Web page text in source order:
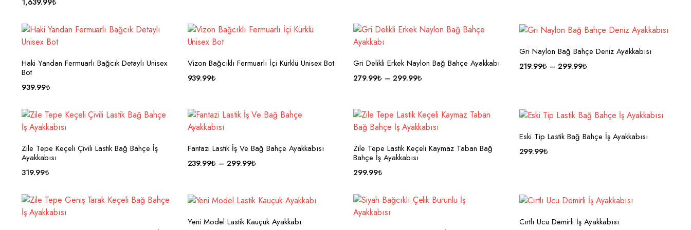
Haki Yandan Fermuarlı Bağcık Detaylı Unisex
Bot
939.99₺
Vizon Bağcıklı Fermuarlı İçi Kürklü Unisex Bot
939.99₺
Gri Delikli Erkek Naylon Bağ Bahçe Ayakkabı
279.99₺ – 299.99₺
Gri Naylon Bağ Bahçe Deniz Ayakkabısı
219.99₺ –299.99₺
Zile Tepe Keçeli Çivili Lastik Bağ Bahçe İş
Ayakkabısı
319.99₺
Fantazi Lastik İş Ve Bağ Bahçe Ayakkabısı
239.99₺ –299.99₺
Zile Tepe Lastik Keçeli Kaymaz Taban Bağ
Bahçe İş Ayakkabısı
299.99₺
Eski Tip Lastik Bağ Bahçe İş Ayakkabısı
299.99₺
Yeni Model Lastik Kauçuk Ayakkabı
Cırtlı Ucu Demirli İş Ayakkabısı